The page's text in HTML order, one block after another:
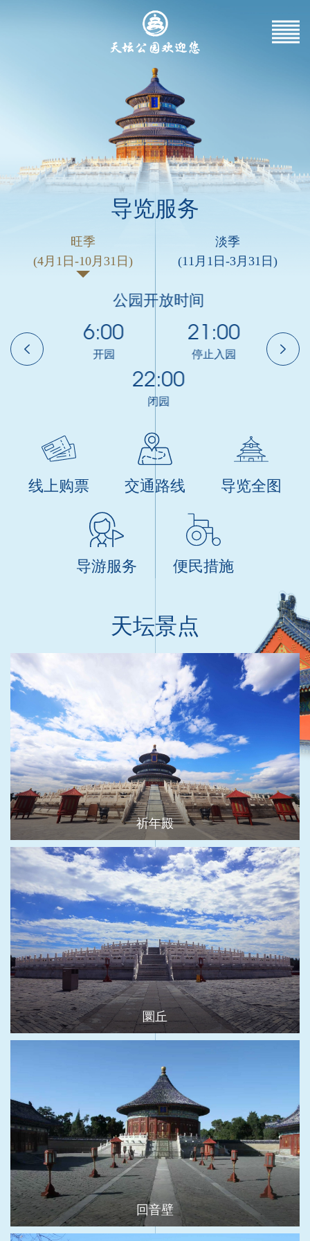
导览服务
旺季
(4月1日-10月31日)
淡季
(11月1日-3月31日)
公园开放时间
6:00
开园
21:00
停止入园
22:00
闭园
线上购票 交通路线 导览全图
导游服务 便民措施
天坛景点
祈年殿
圜丘
回音壁